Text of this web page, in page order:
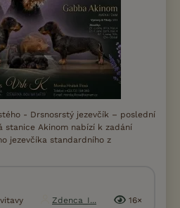
- Drsnosrstý jezevčík – poslední
stanice Akinom nabízí k zadání
jezevčíka standardního z
Zdenca_I... 16×